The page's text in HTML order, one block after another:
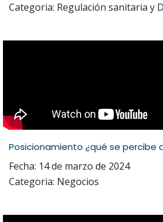
Categoria: Regulación sanitaria y
Posicionamiento ¿qué se percibe
Fecha: 14 de marzo de 2024
Categoria: Negocios